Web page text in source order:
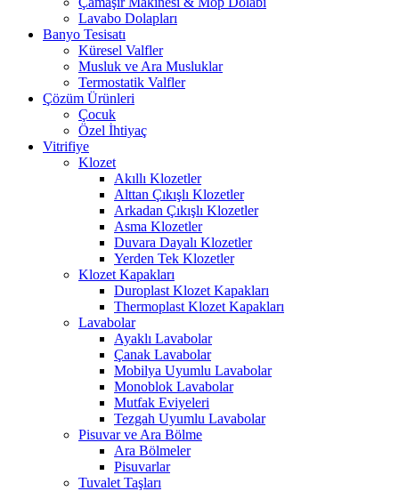
Lavabo Dolapları
Banyo Tesisatı
Küresel Valfler
Musluk ve Ara Musluklar
Termostatik Valfler
Çözüm Ürünleri
Çocuk
Özel İhtiyaç
Vitrifiye
Klozet
Akıllı Klozetler
Alttan Çıkışlı Klozetler
Arkadan Çıkışlı Klozetler
Asma Klozetler
Duvara Dayalı Klozetler
Yerden Tek Klozetler
Klozet Kapakları
Duroplast Klozet Kapakları
Thermoplast Klozet Kapakları
Lavabolar
Ayaklı Lavabolar
Çanak Lavabolar
Mobilya Uyumlu Lavabolar
Monoblok Lavabolar
Mutfak Eviyeleri
Tezgah Uyumlu Lavabolar
Pisuvar ve Ara Bölme
Ara Bölmeler
Pisuvarlar
Tuvalet Taşları